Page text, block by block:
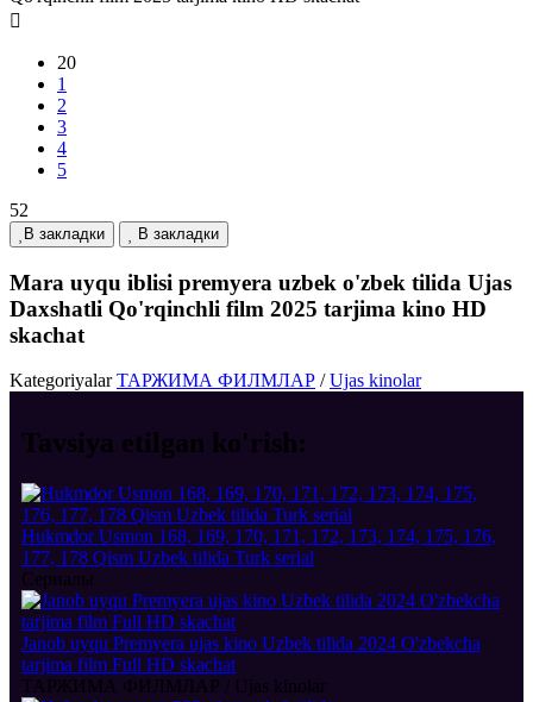
20
1
2
3
4
5
52
В закладки В закладки
Mara uyqu iblisi premyera uzbek o'zbek tilida Ujas
Daxshatli Qo'rqinchli film 2025 tarjima kino HD
skachat
Kategoriyalar ТАРЖИМА ФИЛМЛАР /Ujas kinolar
Tavsiya etilgan ko'rish:
Hukmdor Usmon 168, 169, 170, 171, 172, 173, 174, 175, 176,
177, 178 Qism Uzbek tilida Turk serial
Сериалы
Janob uyqu Premyera ujas kino Uzbek tilida 2024 O'zbekcha
tarjima film Full HD skachat
ТАРЖИМА ФИЛМЛАР / Ujas kinolar